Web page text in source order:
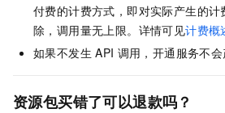
付费的计费方式，即对实际产生的
除，调用量无上限。详情可见计费概
如果不发生 API 调用，开通服务不
资源包买错了可以退款吗？